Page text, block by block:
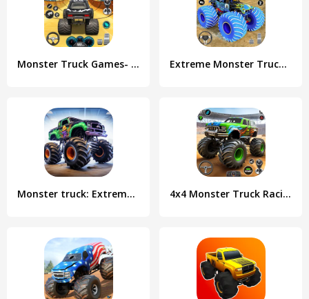
Monster Truck Games- Car Games Extreme Monster Truck Game 3D
Monster truck: Extreme racing 4x4 Monster Truck Racing Games